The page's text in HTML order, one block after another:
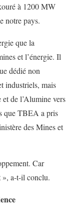
à 1200 MW
notre pays.
que la
et l’énergie. Il
dédié non
industriels, mais
de l’Alumine vers
que TBEA a pris
des Mines et
Car
», a-t-il conclu.